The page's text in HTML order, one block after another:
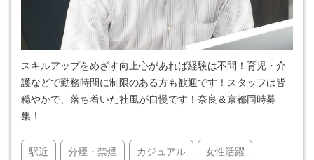
スキルアップをめざす向上心があれば経験は不問！育児・介
護などで勤務時間に制限のある方も歓迎です！スタッフは皆
穏やかで、落ち着いた社風が自慢です！奈良＆京都同時募
集！
駅近 分煙・禁煙 カジュアル 女性活躍